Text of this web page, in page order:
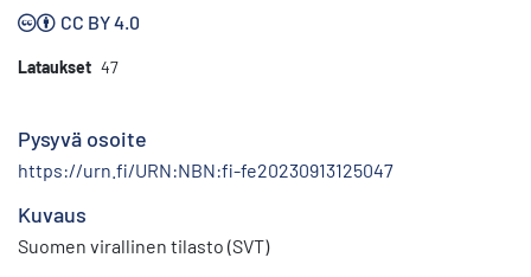
CC BY 4.0
Lataukset 47
Pysyvä osoite
https://urn.fi/URN:NBN:fi-fe20230913125047
Kuvaus
Suomen virallinen tilasto (SVT)